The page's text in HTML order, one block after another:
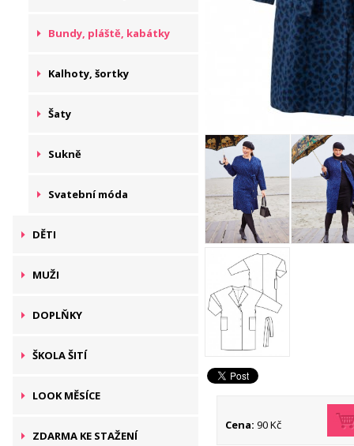
Bundy, pláště, kabátky
Kalhoty, šortky
Šaty
Sukně
Svatební móda
DĚTI
MUŽI
DOPLŇKY
ŠKOLA ŠITÍ
LOOK MĚSÍCE
ZDARMA KE STAŽENÍ
Cena: 90 Kč